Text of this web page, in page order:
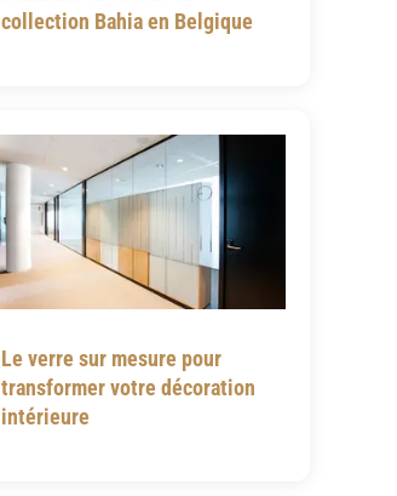
collection Bahia en Belgique
Le verre sur mesure pour
transformer votre décoration
intérieure